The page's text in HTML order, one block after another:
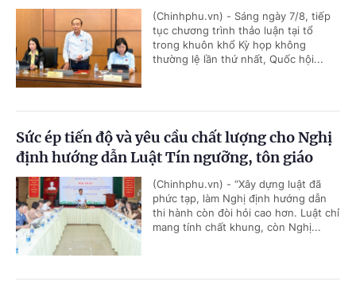
(Chinhphu.vn) - Sáng ngày 7/8, tiếp
tục chương trình thảo luận tại tổ
trong khuôn khổ Kỳ họp không
thường lệ lần thứ nhất, Quốc hội...
Sức ép tiến độ và yêu cầu chất lượng cho Nghị
định hướng dẫn Luật Tín ngưỡng, tôn giáo
(Chinhphu.vn) - “Xây dựng luật đã
phức tạp, làm Nghị định hướng dẫn
thi hành còn đòi hỏi cao hơn. Luật chỉ
mang tính chất khung, còn Nghị...